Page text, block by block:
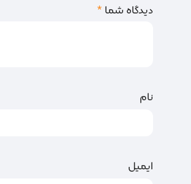
دیدگاه شما *
نام
ایمیل